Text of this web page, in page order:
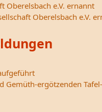
Oberelsbach e.V. ernannt
Oberelsbach e.V.
ergötzenden